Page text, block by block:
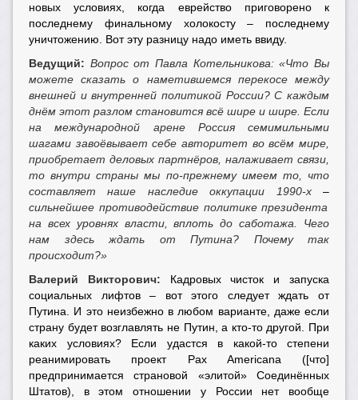
новых условиях, когда еврейство приговорено к
последнему финальному холокосту – последнему
уничтожению. Вот эту разницу надо иметь ввиду.
Ведущий: Вопрос от Павла Котельникова: «Что Вы
можете сказать о наметившемся перекосе между
внешней и внутренней политикой России? С каждым
днём этот разлом становится всё шире и шире. Если
на международной арене Россия семимильными
шагами завоёвывает себе авторитет во всём мире,
приобретает деловых партнёров, налаживает связи,
то внутри страны мы по-прежнему имеем то, что
составляет наше наследие оккупации 1990-х –
сильнейшее противодействие политике президента
на всех уровнях власти, вплоть до саботажа. Чего
нам здесь ждать от Путина? Почему так
происходит?»
Валерий Викторович: Кадровых чисток и запуска
социальных лифтов – вот этого следует ждать от
Путина. И это неизбежно в любом варианте, даже если
страну будет возглавлять не Путин, а кто-то другой. При
каких условиях? Если удастся в какой-то степени
реанимировать проект Pax Americana ([что]
предпринимается страновой «элитой» Соединённых
Штатов), в этом отношении у России нет вообще